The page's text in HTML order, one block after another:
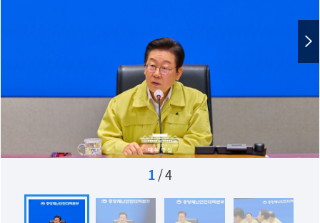
1/4